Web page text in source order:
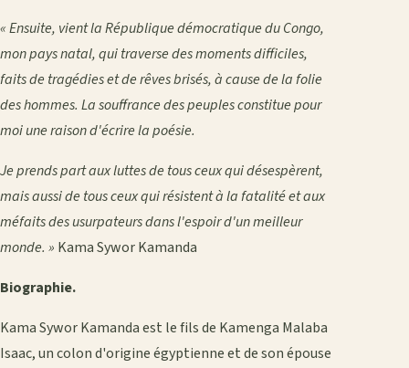
« Ensuite, vient la République démocratique du Congo,
mon pays natal, qui traverse des moments difficiles,
faits de tragédies et de rêves brisés, à cause de la folie
des hommes. La souffrance des peuples constitue pour
moi une raison d'écrire la poésie.
Je prends part aux luttes de tous ceux qui désespèrent,
mais aussi de tous ceux qui résistent à la fatalité et aux
méfaits des usurpateurs dans l'espoir d'un meilleur
monde. » Kama Sywor Kamanda
Biographie.
Kama Sywor Kamanda est le fils de Kamenga Malaba
Isaac, un colon d'origine égyptienne et de son épouse